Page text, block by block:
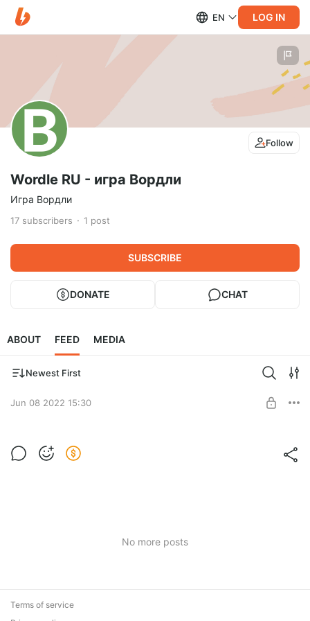
EN LOG IN
Follow
Wordle RU - игра Вордли
Игра Вордли
17 subscribers 1 post
SUBSCRIBE
DONATE CHAT
ABOUT FEED MEDIA
Newest First
Jun 08 2022 15:30
No more posts
Terms of service